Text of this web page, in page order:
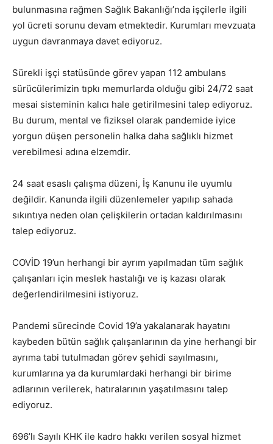
bulunmasına rağmen Sağlık Bakanlığı’nda işçilerle ilgili
yol ücreti sorunu devam etmektedir. Kurumları mevzuata
uygun davranmaya davet ediyoruz.
Sürekli işçi statüsünde görev yapan 112 ambulans
sürücülerimizin tıpkı memurlarda olduğu gibi 24/72 saat
mesai sisteminin kalıcı hale getirilmesini talep ediyoruz.
Bu durum, mental ve fiziksel olarak pandemide iyice
yorgun düşen personelin halka daha sağlıklı hizmet
verebilmesi adına elzemdir.
24 saat esaslı çalışma düzeni, İş Kanunu ile uyumlu
değildir. Kanunda ilgili düzenlemeler yapılıp sahada
sıkıntıya neden olan çelişkilerin ortadan kaldırılmasını
talep ediyoruz.
COVİD 19’un herhangi bir ayrım yapılmadan tüm sağlık
çalışanları için meslek hastalığı ve iş kazası olarak
değerlendirilmesini istiyoruz.
Pandemi sürecinde Covid 19’a yakalanarak hayatını
kaybeden bütün sağlık çalışanlarının da yine herhangi bir
ayrıma tabi tutulmadan görev şehidi sayılmasını,
kurumlarına ya da kurumlardaki herhangi bir birime
adlarının verilerek, hatıralarının yaşatılmasını talep
ediyoruz.
696’lı Sayılı KHK ile kadro hakkı verilen sosyal hizmet